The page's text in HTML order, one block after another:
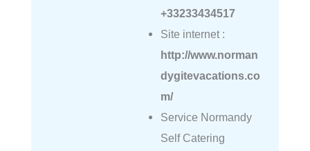
+33233434517
Site internet :
http://www.norman
dygitevacations.co
m/
Service Normandy
Self Catering